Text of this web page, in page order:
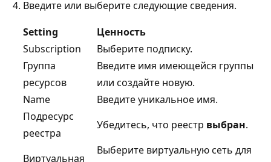
Введите или выберите следующие сведения.
Setting
Ценность
Subscription
Выберите подписку.
Группа
ресурсов
Введите имя имеющейся группы
или создайте новую.
Name
Введите уникальное имя.
Подресурс
реестра
Убедитесь, что реестр выбран.
Виртуальная
Выберите виртуальную сеть для